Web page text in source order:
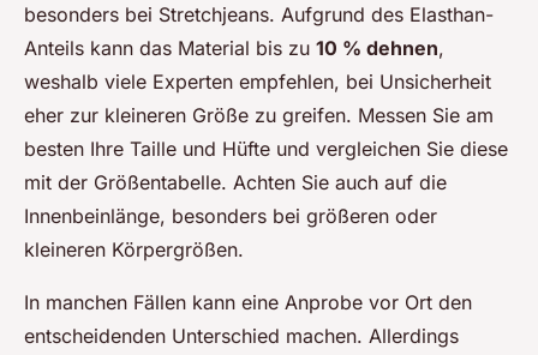
besonders bei Stretchjeans. Aufgrund des Elasthan-
Anteils kann das Material bis zu 10 % dehnen,
weshalb viele Experten empfehlen, bei Unsicherheit
eher zur kleineren Größe zu greifen. Messen Sie am
besten Ihre Taille und Hüfte und vergleichen Sie diese
mit der Größentabelle. Achten Sie auch auf die
Innenbeinlänge, besonders bei größeren oder
kleineren Körpergrößen.
In manchen Fällen kann eine Anprobe vor Ort den
entscheidenden Unterschied machen. Allerdings